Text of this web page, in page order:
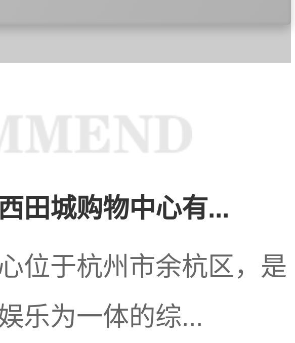
快速发展。随着人们
为了一种流行的休闲
多专业的足疗按摩店
足底按摩、推拿按摩
田城购物中心有...
位于杭州市余杭区，是
乐为一体的综...